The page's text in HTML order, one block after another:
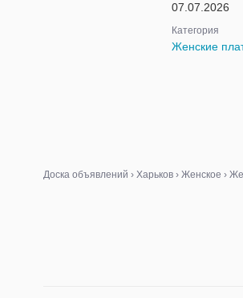
07.07.2026
Категория
Женские
Доска объявлений › Харьков › Женское ›